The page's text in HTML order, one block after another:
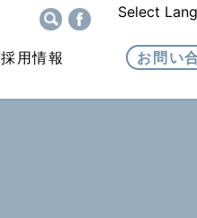
Select
採用情報 お問い